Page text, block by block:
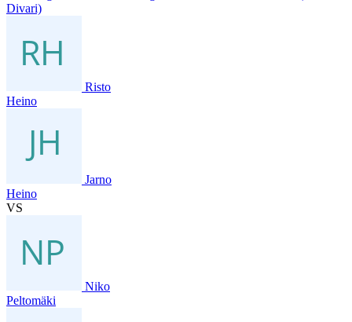
Divari)
Risto
Heino
Jarno
Heino
VS
Niko
Peltomäki